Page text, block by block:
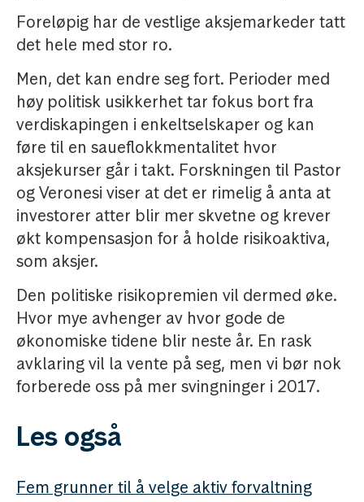
Foreløpig har de vestlige aksjemarkeder tatt
det hele med stor ro.
Men, det kan endre seg fort. Perioder med
høy politisk usikkerhet tar fokus bort fra
verdiskapingen i enkeltselskaper og kan
føre til en saueflokkmentalitet hvor
aksjekurser går i takt. Forskningen til Pastor
og Veronesi viser at det er rimelig å anta at
investorer atter blir mer skvetne og krever
økt kompensasjon for å holde risikoaktiva,
som aksjer.
Den politiske risikopremien vil dermed øke.
Hvor mye avhenger av hvor gode de
økonomiske tidene blir neste år. En rask
avklaring vil la vente på seg, men vi bør nok
forberede oss på mer svingninger i 2017.
Les også
Fem grunner til å velge aktiv forvaltning